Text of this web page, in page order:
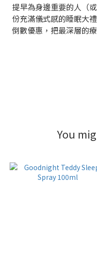
提早為身邊重要的人（
份充滿儀式感的睡眠大
倒數優惠，把最深層的
You